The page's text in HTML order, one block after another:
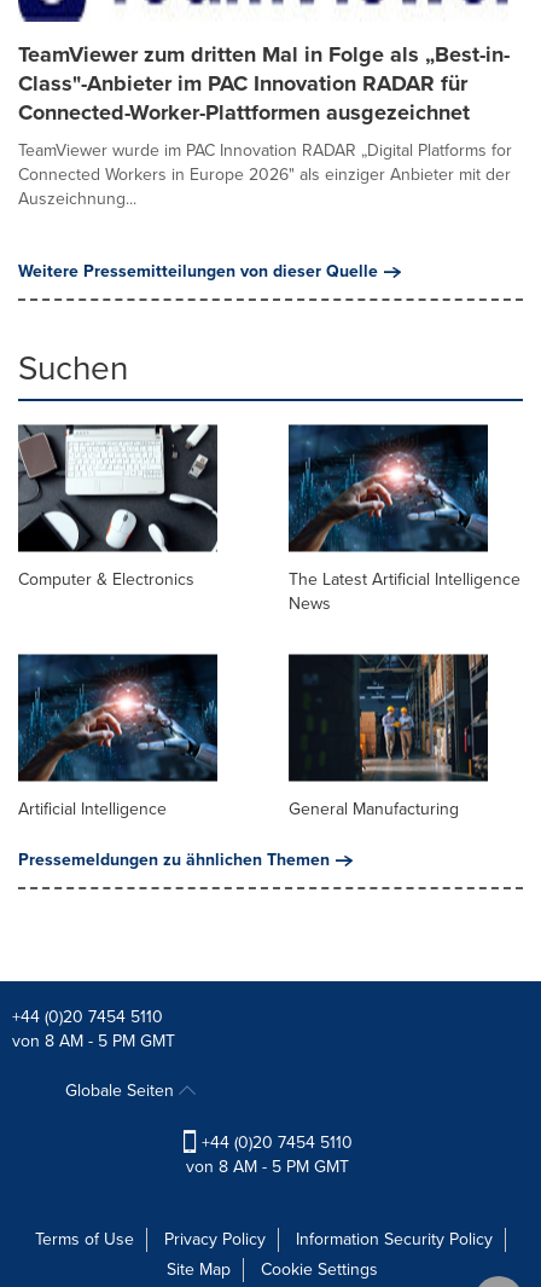
TeamViewer zum dritten Mal in Folge als „Best-in-
Class"-Anbieter im PAC Innovation RADAR für
Connected-Worker-Plattformen ausgezeichnet
TeamViewer wurde im PAC Innovation RADAR „Digital Platforms for
Connected Workers in Europe 2026" als einziger Anbieter mit der
Auszeichnung...
Weitere Pressemitteilungen von dieser Quelle
Suchen
Computer & Electronics
The Latest Artificial Intelligence
News
Artificial Intelligence
General Manufacturing
Pressemeldungen zu ähnlichen Themen
+44 (0)20 7454 5110
von 8 AM - 5 PM GMT
Globale Seiten
+44 (0)20 7454 5110
von 8 AM - 5 PM GMT
Terms of Use Privacy Policy
Information Security Policy
Site Map
Cookie Settings